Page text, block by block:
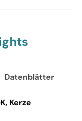
Datenblätter
Kerze